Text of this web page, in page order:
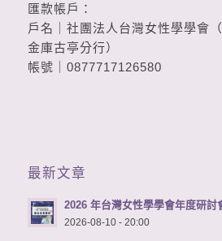
匯款帳戶：
戶名｜社團法人台灣女性學學會
金庫古亭分行）
帳號｜0877717126580
最新文章
2026 年台灣女性學學會年度研討
2026-08-10 - 20:00